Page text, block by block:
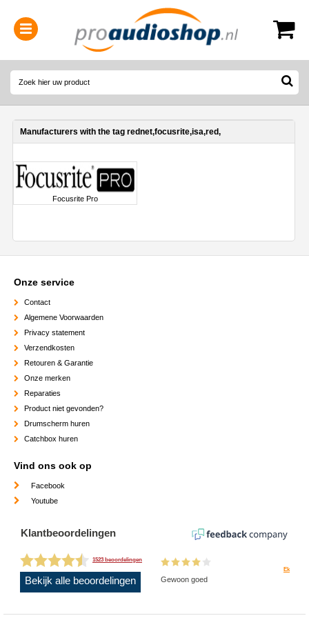
0314-364515
Manufacturers with the tag rednet,focusrite,isa,red,
Focusrite Pro
Onze service
Contact
Algemene Voorwaarden
Privacy statement
Verzendkosten
Retouren & Garantie
Onze merken
Reparaties
Product niet gevonden?
Drumscherm huren
Catchbox huren
Vind ons ook op
Facebook
Youtube
Klantbeoordelingen
1523 beoordelingen
Bekijk alle beoordelingen
Ek
Gewoon goed